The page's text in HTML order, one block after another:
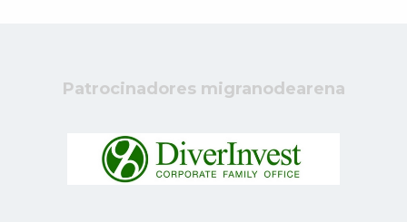
Patrocinadores migranodearena